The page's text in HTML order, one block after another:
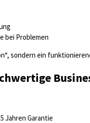
bei Problemen
sondern ein
Jahren Garantie